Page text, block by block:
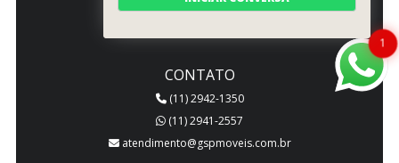
CONTATO
(11) 2942-1350
(11) 2941-2557
atendimento@gspmoveis.com.br
1